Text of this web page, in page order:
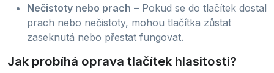
Nečistoty nebo prach – Pokud se do tlačítek dostal
prach nebo nečistoty, mohou tlačítka zůstat
zaseknutá nebo přestat fungovat.
Jak probíhá oprava tlačítek hlasitosti?